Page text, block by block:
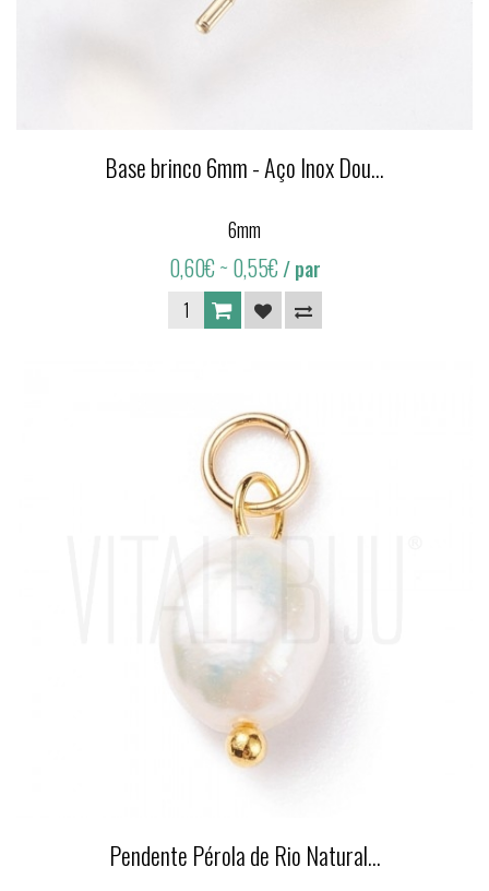
Base brinco 6mm - Aço Inox Dou...
6mm
0,60€~ 0,55€ / par
Pendente Pérola de Rio Natural...